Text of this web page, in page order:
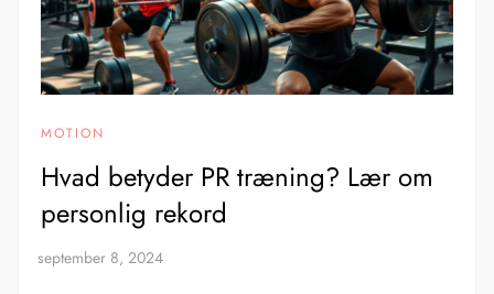
MOTION
Hvad betyder PR træning? Lær om
personlig rekord